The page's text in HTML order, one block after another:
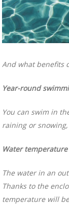
And what benefits
Year-round
You can swim in
raining or
Water temperature
The water in an
Thanks to the
temperature will